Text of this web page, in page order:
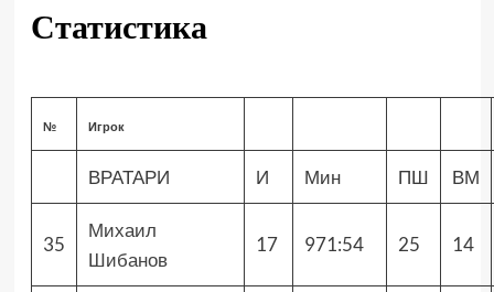
Статистика
№ Игрок
ВРАТАРИ И Мин ПШ ВМ
35
Михаил
Шибанов
17 971:54 25 14